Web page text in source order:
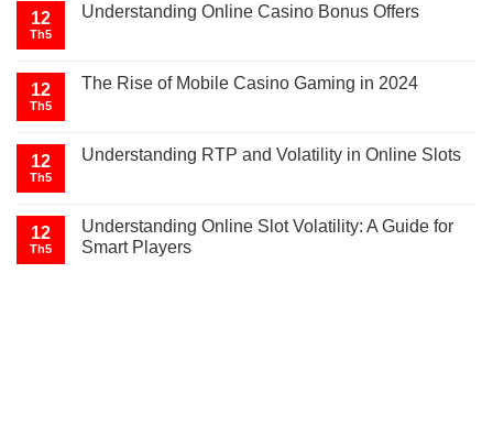
12
Th5
Understanding Online Casino Bonus Offers
12
Th5
The Rise of Mobile Casino Gaming in 2024
12
Th5
Understanding RTP and Volatility in Online Slots
12
Th5
Understanding Online Slot Volatility: A Guide for
Smart Players